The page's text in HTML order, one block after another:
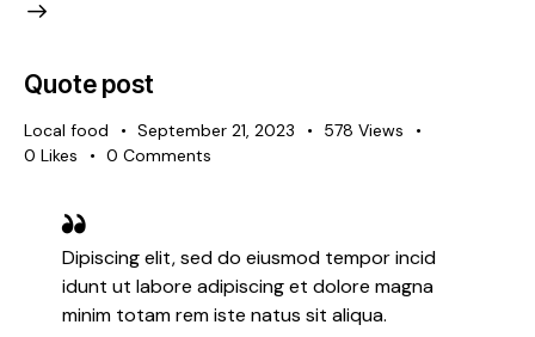
Quote post
Local food September 21, 2023 578 Views
0 Likes 0 Comments
Dipiscing elit, sed do eiusmod tempor incid
idunt ut labore adipiscing et dolore magna
minim totam rem iste natus sit aliqua.